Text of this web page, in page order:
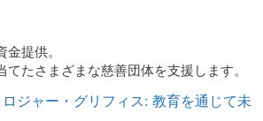
提供。
てたさまざまな慈善団体を支援します。
ジャー・グリフィス: 教育を通じて未